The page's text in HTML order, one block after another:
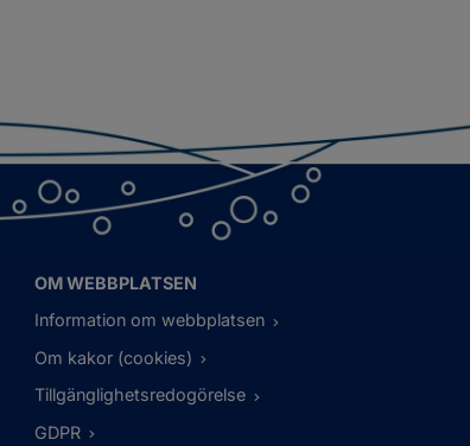
OM WEBBPLATSEN
Information om webbplatsen
Om kakor (cookies)
Tillgänglighetsredogörelse
GDPR